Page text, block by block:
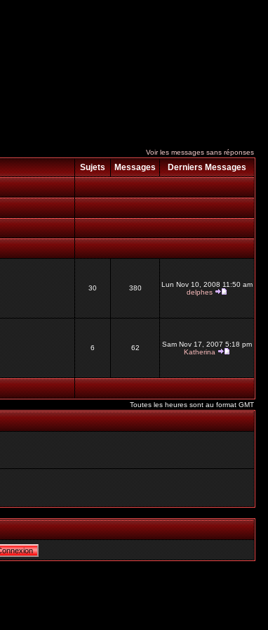
Voir les messages sans réponses
Sujets Messages
Derniers Messages
30 380
Lun Nov 10, 2008 11:50 am
delphes
6 62
Sam Nov 17, 2007 5:18 pm
Katherina
Toutes les heures sont au format GMT